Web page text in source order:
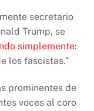
secretario
Trump, se
simplemente:
los fascistas.”
prominentes de
voces al coro